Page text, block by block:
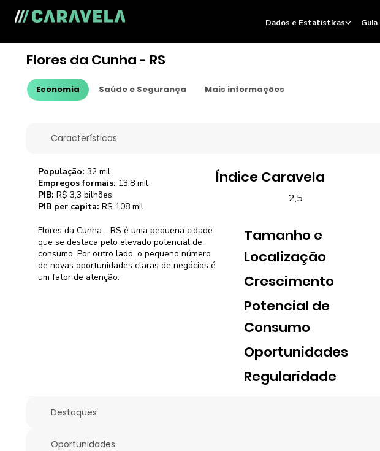
Características
Flores da Cunha - RS é uma pequena cidade
que se destaca pelo elevado potencial de
consumo. Por outro lado, o pequeno número
de novas oportunidades claras de negócios é
um fator de atenção.
Índice Caravela
2,5
Tamanho e
Localização
Crescimento
Potencial de
Consumo
Oportunidades
Regularidade
População: 32 mil
Empregos formais: 13,8 mil
PIB: R$ 3,3 bilhões
PIB per capita: R$ 108 mil
Destaques
Oportunidades
Economia Saúde e Segurança Mais informações
Flores da Cunha - RS
Dados e Estatísticas